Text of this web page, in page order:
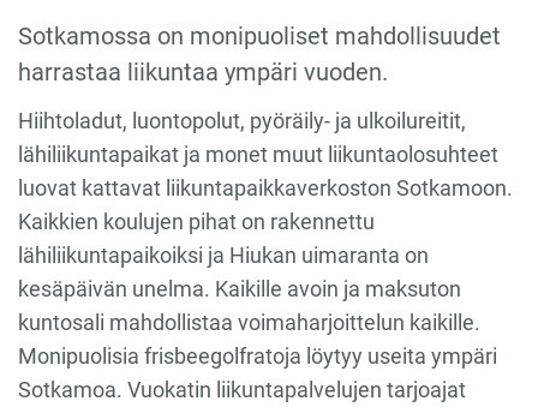
Sotkamossa on monipuoliset mahdollisuudet
harrastaa liikuntaa ympäri vuoden.
Hiihtoladut, luontopolut, pyöräily- ja ulkoilureitit,
lähiliikuntapaikat ja monet muut liikuntaolosuhteet
luovat kattavat liikuntapaikkaverkoston Sotkamoon.
Kaikkien koulujen pihat on rakennettu
lähiliikuntapaikoiksi ja Hiukan uimaranta on
kesäpäivän unelma. Kaikille avoin ja maksuton
kuntosali mahdollistaa voimaharjoittelun kaikille.
Monipuolisia frisbeegolfratoja löytyy useita ympäri
Sotkamoa. Vuokatin liikuntapalvelujen tarjoajat